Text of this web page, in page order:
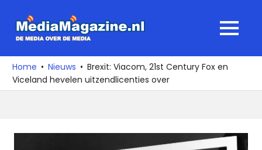
naar
media
over
de
MENU
Home Nieuws
Brexit: Viacom, 21st Century Fox en
Viceland hevelen uitzendlicenties over